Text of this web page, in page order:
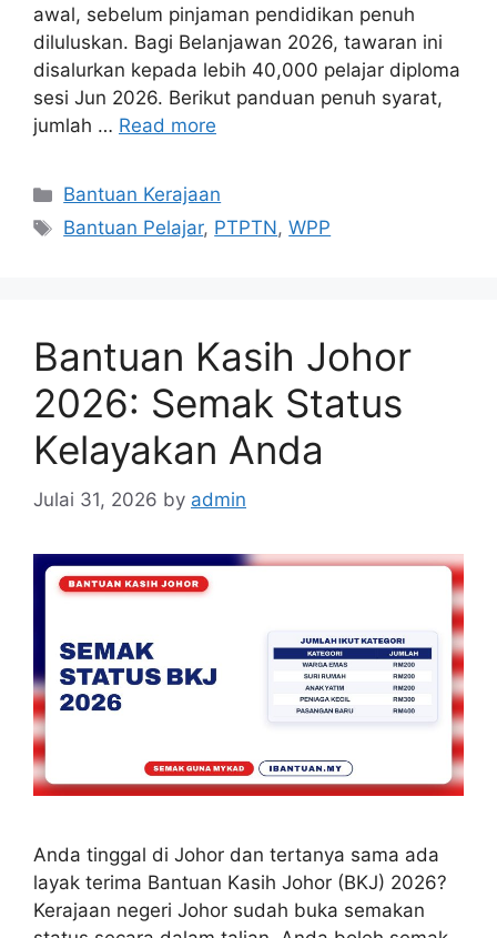
awal, sebelum pinjaman pendidikan penuh
diluluskan. Bagi Belanjawan 2026, tawaran ini
disalurkan kepada lebih 40,000 pelajar diploma
sesi Jun 2026. Berikut panduan penuh syarat,
jumlah … Read more
Categories
Bantuan Kerajaan
Tags
Bantuan Pelajar, PTPTN,WPP
Bantuan Kasih Johor
2026: Semak Status
Kelayakan Anda
Julai 31, 2026 by admin
Anda tinggal di Johor dan tertanya sama ada
layak terima Bantuan Kasih Johor (BKJ) 2026?
Kerajaan negeri Johor sudah buka semakan